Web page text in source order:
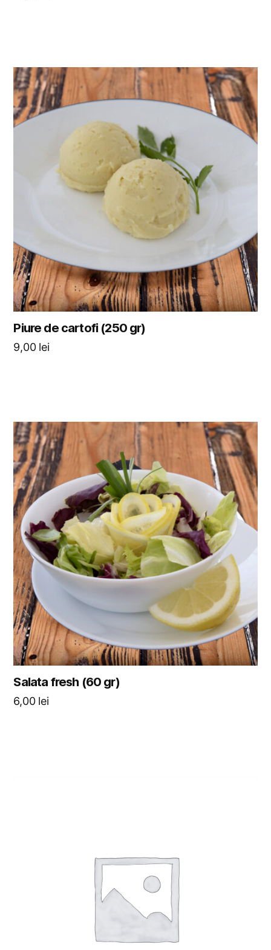
Piure de cartofi (250 gr)
9,00 lei
Salata fresh (60 gr)
6,00 lei